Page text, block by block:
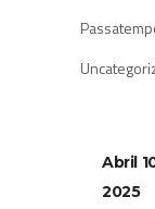
Abril
2025